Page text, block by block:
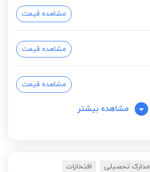
مشاهده قیمت
مشاهده قیمت
مشاهده قیمت
مشاهده بیشتر
مدارک تحصیلی افتخارات